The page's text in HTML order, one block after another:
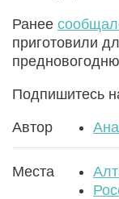
Ранее
приготовили
Подпишитесь
Автор
Места